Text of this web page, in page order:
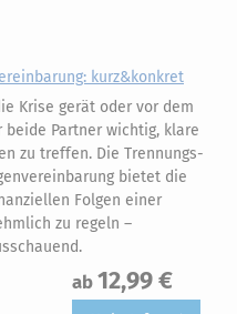
kurz&konkret
Krise gerät oder vor dem
Partner wichtig, klare
zu treffen. Die Trennungs-
bietet die
Folgen einer
zu regeln –
ab 12,99 €